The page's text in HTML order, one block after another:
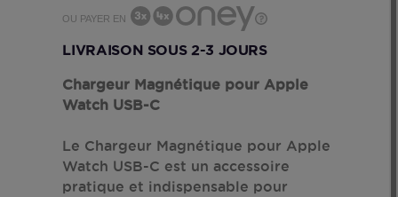
OU PAYER EN
LIVRAISON SOUS 2-3 JOURS
Chargeur Magnétique pour Apple
Watch USB-C
Le Chargeur Magnétique pour Apple
Watch USB-C est un accessoire
pratique et indispensable pour